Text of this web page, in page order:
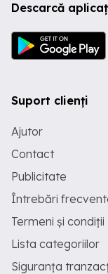
Descarcă
Suport clienți
Ajutor
Contact
Publicitate
Întrebări
Termeni și condiții
Lista categoriilor
Siguranța